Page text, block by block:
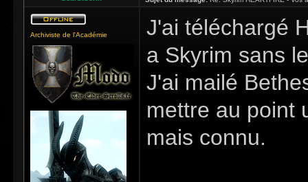
Archiviste de l'Académie
J'ai téléchargé
a Skyrim sans
J'ai mailé
mettre au point
mais connu.